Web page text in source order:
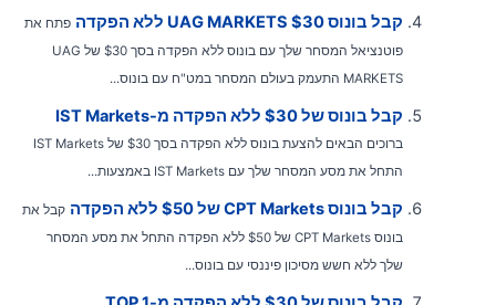
קבל בונוס UAG MARKETS $30 ללא הפקדה
פתח את
פוטנציאל המסחר שלך עם בונוס ללא הפקדה בסך $30 של UAG
MARKETS התעמק בעולם המסחר במט"ח עם בונוס...
קבל בונוס של $30 ללא הפקדה מ-IST Markets
ברוכים הבאים להצעת בונוס ללא הפקדה בסך $30 של IST Markets
התחל את מסע המסחר שלך עם IST Markets באמצעות...
קבל בונוס CPT Markets של $50 ללא הפקדה
קבל את
בונוס CPT Markets של $50 ללא הפקדה התחל את מסע המסחר
שלך ללא חשש מסיכון פיננסי עם בונוס...